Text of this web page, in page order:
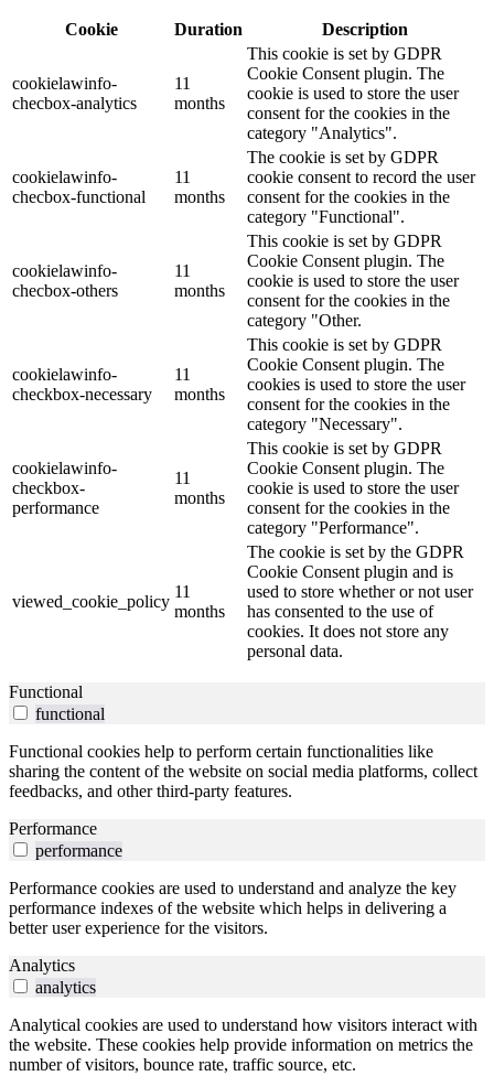
Cookie Duration Description
cookielawinfo-
checbox-analytics
11
months
This cookie is set by GDPR
Cookie Consent plugin. The
cookie is used to store the user
consent for the cookies in the
category "Analytics".
cookielawinfo-
checbox-functional
11
months
The cookie is set by GDPR
cookie consent to record the user
consent for the cookies in the
category "Functional".
cookielawinfo-
checbox-others
11
months
This cookie is set by GDPR
Cookie Consent plugin. The
cookie is used to store the user
consent for the cookies in the
category "Other.
cookielawinfo-
checkbox-necessary
11
months
This cookie is set by GDPR
Cookie Consent plugin. The
cookies is used to store the user
consent for the cookies in the
category "Necessary".
cookielawinfo-
checkbox-
performance
11
months
This cookie is set by GDPR
Cookie Consent plugin. The
cookie is used to store the user
consent for the cookies in the
category "Performance".
viewed_cookie_policy
11
months
The cookie is set by the GDPR
Cookie Consent plugin and is
used to store whether or not user
has consented to the use of
cookies. It does not store any
personal data.
Functional
functional
Functional cookies help to perform certain functionalities like
sharing the content of the website on social media platforms, collect
feedbacks, and other third-party features.
Performance
performance
Performance cookies are used to understand and analyze the key
performance indexes of the website which helps in delivering a
better user experience for the visitors.
Analytics
analytics
Analytical cookies are used to understand how visitors interact with
the website. These cookies help provide information on metrics the
number of visitors, bounce rate, traffic source, etc.